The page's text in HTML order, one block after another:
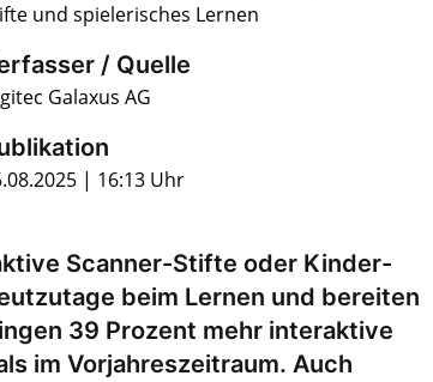
und spielerisches Lernen
/ Quelle
Galaxus AG
| 16:13 Uhr
Scanner-Stifte oder Kinder-
beim Lernen und bereiten
39 Prozent mehr interaktive
im Vorjahreszeitraum. Auch